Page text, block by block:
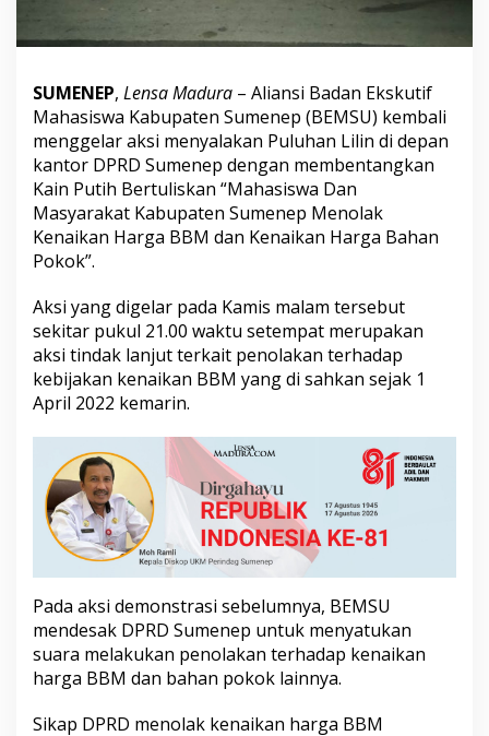
A
k
i
a
h
a
s
s
w
a
n
M
a
s
y
r
a
k
S
u
m
e
n
e
p
T
l
SUMENEP, Lensa Madura – Aliansi Badan Ekskutif
Mahasiswa Kabupaten Sumenep (BEMSU) kembali
menggelar aksi menyalakan Puluhan Lilin di depan
kantor DPRD Sumenep dengan membentangkan
Kain Putih Bertuliskan “Mahasiswa Dan
Masyarakat Kabupaten Sumenep Menolak
Kenaikan Harga BBM dan Kenaikan Harga Bahan
Pokok”.
Aksi yang digelar pada Kamis malam tersebut
sekitar pukul 21.00 waktu setempat merupakan
aksi tindak lanjut terkait penolakan terhadap
kebijakan kenaikan BBM yang di sahkan sejak 1
April 2022 kemarin.
Pada aksi demonstrasi sebelumnya, BEMSU
mendesak DPRD Sumenep untuk menyatukan
suara melakukan penolakan terhadap kenaikan
harga BBM dan bahan pokok lainnya.
Sikap DPRD menolak kenaikan harga BBM